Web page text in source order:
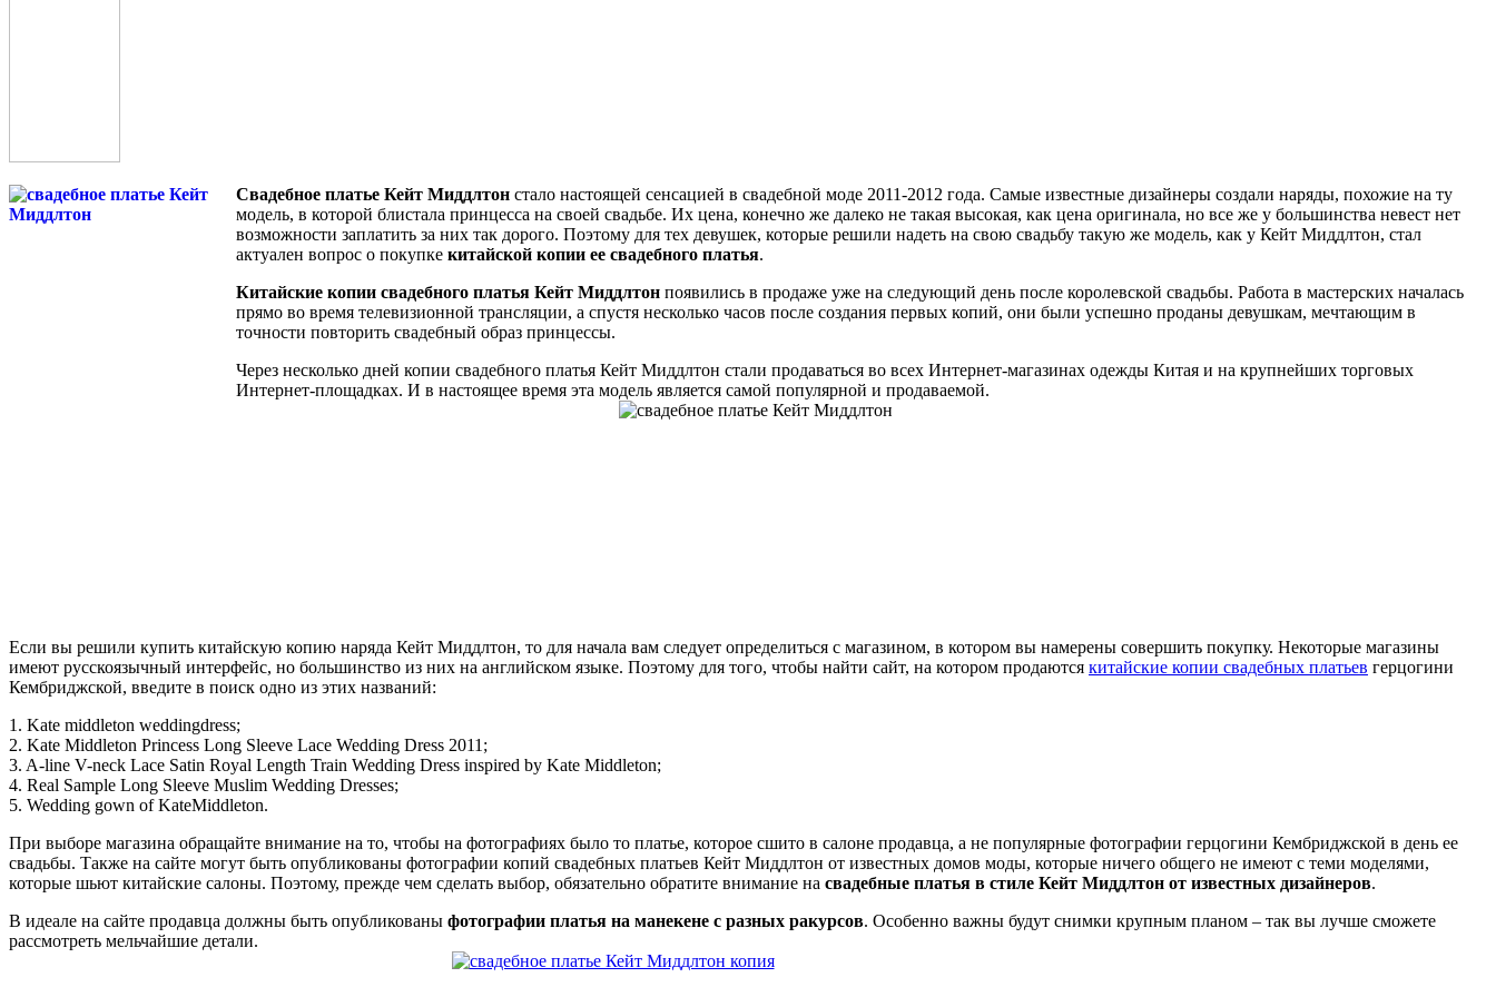
Свадебное платье Кейт Миддлтон стало настоящей сенсацией в свадебной моде 2011-2012 года. Самые известные дизайнеры создали наряды, похожие на ту
модель, в которой блистала принцесса на своей свадьбе. Их цена, конечно же далеко не такая высокая, как цена оригинала, но все же у большинства невест нет
возможности заплатить за них так дорого. Поэтому для тех девушек, которые решили надеть на свою свадьбу такую же модель, как у Кейт Миддлтон, стал
актуален вопрос о покупке китайской копии ее свадебного платья.
Китайские копии свадебного платья Кейт Миддлтон появились в продаже уже на следующий день после королевской свадьбы. Работа в мастерских началась
прямо во время телевизионной трансляции, а спустя несколько часов после создания первых копий, они были успешно проданы девушкам, мечтающим в
точности повторить свадебный образ принцессы.
Через несколько дней копии свадебного платья Кейт Миддлтон стали продаваться во всех Интернет-магазинах одежды Китая и на крупнейших торговых
Интернет-площадках. И в настоящее время эта модель является самой популярной и продаваемой.
Если вы решили купить китайскую копию наряда Кейт Миддлтон, то для начала вам следует определиться с магазином, в котором вы намерены совершить покупку. Некоторые магазины
имеют русскоязычный интерфейс, но большинство из них на английском языке. Поэтому для того, чтобы найти сайт, на котором продаются китайские копии свадебных платьев герцогини
Кембриджской, введите в поиск одно из этих названий:
1. Kate middleton weddingdress;
2. Kate Middleton Princess Long Sleeve Lace Wedding Dress 2011;
3. A-line V-neck Lace Satin Royal Length Train Wedding Dress inspired by Kate Middleton;
4. Real Sample Long Sleeve Muslim Wedding Dresses;
5. Wedding gown of KateMiddleton.
При выборе магазина обращайте внимание на то, чтобы на фотографиях было то платье, которое сшито в салоне продавца, а не популярные фотографии герцогини Кембриджской в день ее
свадьбы. Также на сайте могут быть опубликованы фотографии копий свадебных платьев Кейт Миддлтон от известных домов моды, которые ничего общего не имеют с теми моделями,
которые шьют китайские салоны. Поэтому, прежде чем сделать выбор, обязательно обратите внимание на свадебные платья в стиле Кейт Миддлтон от известных дизайнеров.
В идеале на сайте продавца должны быть опубликованы фотографии платья на манекене с разных ракурсов. Особенно важны будут снимки крупным планом – так вы лучше сможете
рассмотреть мельчайшие детали.